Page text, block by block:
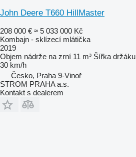
John Deere T660 HillMaster
208 000 € ≈ 5 033 000 Kč
Kombajn - sklízecí mlátička
2019
Objem nádrže na zrní 11 m³ Šířka držáku
30 km/h
Česko, Praha 9-Vinoř
STROM PRAHA a.s.
Kontakt s dealerem